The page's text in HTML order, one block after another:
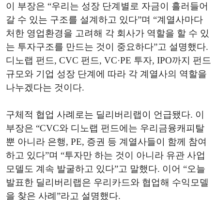
이 부장은 “우리는 성장 단계별로 자금이 흘러들어
갈 수 있는 구조를 설계하고 있다”며 “계열사마다
처한 영업환경을 고려해 각 회사가 역할을 할 수 있
는 투자구조를 만드는 것이 중요하다”고 설명했다.
디노랩 펀드, CVC 펀드, VC·PE 투자, IPO까지 펀드
규모와 기업 성장 단계에 따라 각 계열사의 역할을
나누겠다는 것이다.
구체적 협업 사례로는 딜리버리랩이 언급됐다. 이
부장은 “CVC와 디노랩 펀드에는 우리금융캐피탈
뿐 아니라 은행, PE, 증권 등 계열사들이 함께 참여
하고 있다”며 “투자만 하는 것이 아니라 유관 사업
모델도 계속 발굴하고 있다”고 말했다. 이어 “오늘
발표한 딜리버리랩은 우리카드와 협업해 수익모델
을 찾은 사례”라고 설명했다.